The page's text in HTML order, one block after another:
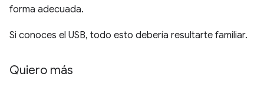
forma adecuada.
Si conoces el USB, todo esto debería resultarte familiar.
Quiero más